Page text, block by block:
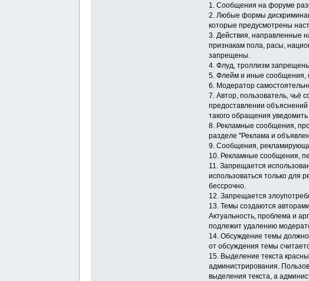
1. Сообщения на форуме
2. Любые формы
которые предусмотрены
3. Действия, направленные
признакам пола, расы,
запрещены.
4. Флуд, троллизм
5. Флейм и иные сообщения,
6. Модератор
7. Автор, пользователь,
предоставлении
такого обращения
8. Рекламные сообщения,
разделе "Реклама и
9. Сообщения,
10. Рекламные сообщения,
11. Запрещается
использоваться только для
бессрочно.
12. Запрещается
13. Темы создаются
Актуальность, проблема и
подлежит удалению
14. Обсуждение темы должно
от обсуждения темы
15. Выделение текста
администрирования.
выделения текста, а